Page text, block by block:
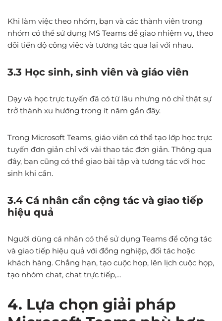
Khi làm việc theo nhóm, bạn và các thành viên trong
nhóm có thể sử dụng MS Teams để giao nhiệm vụ, theo
dõi tiến độ công việc và tương tác qua lại với nhau.
3.3 Học sinh, sinh viên và giáo viên
Dạy và học trực tuyến đã có từ lâu nhưng nó chỉ thật sự
trở thành xu hướng trong ít năm gần đây.
Trong Microsoft Teams, giáo viên có thể tạo lớp học trực
tuyến đơn giản chỉ với vài thao tác đơn giản. Thông qua
đây, bạn cũng có thể giao bài tập và tương tác với học
sinh khi cần.
3.4 Cá nhân cần cộng tác và giao tiếp
hiệu quả
Người dùng cá nhân có thể sử dụng Teams để cộng tác
và giao tiếp hiệu quả với đồng nghiệp, đối tác hoặc
khách hàng. Chẳng hạn, tạo cuộc họp, lên lịch cuộc họp,
tạo nhóm chat, chat trực tiếp,…
4. Lựa chọn giải pháp